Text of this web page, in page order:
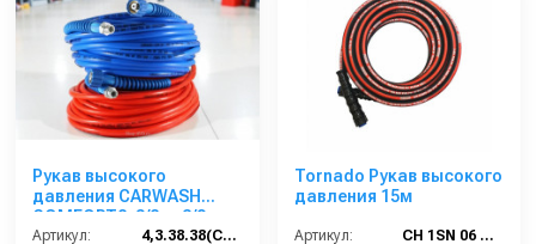
Рукав высокого
давления CARWASH
COMFORT8; 3/8г.- 3/8ш.;
4,3м синий + защита
Артикул: 4,3.38.38(CARWASH8)
Tornado Рукав высокого
давления 15м
Артикул: CH 1SN 06 M22-15